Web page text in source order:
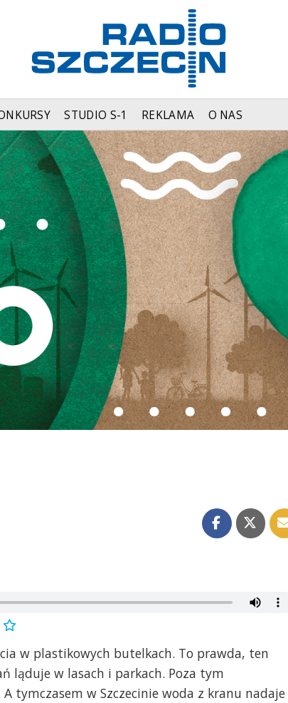
STUDIO S-1 REKLAMA O NAS
w plastikowych butelkach. To prawda, ten
ląduje w lasach i parkach. Poza tym
tymczasem w Szczecinie woda z kranu nadaje